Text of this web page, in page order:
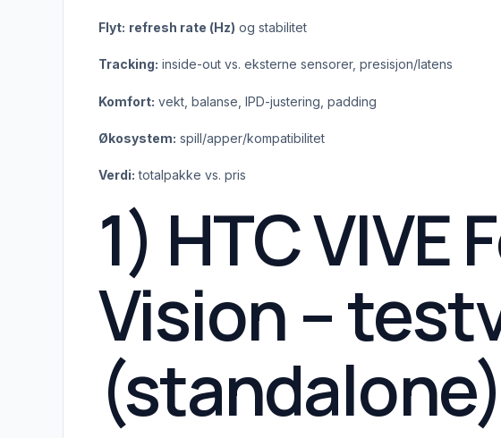
Flyt: refresh rate (Hz) og stabilitet
Tracking: inside-out vs. eksterne sensorer, presisjon/latens
Komfort: vekt, balanse, IPD-justering, padding
Økosystem: spill/apper/kompatibilitet
Verdi: totalpakke vs. pris
1) HTC VIVE
Vision –
(standalone)